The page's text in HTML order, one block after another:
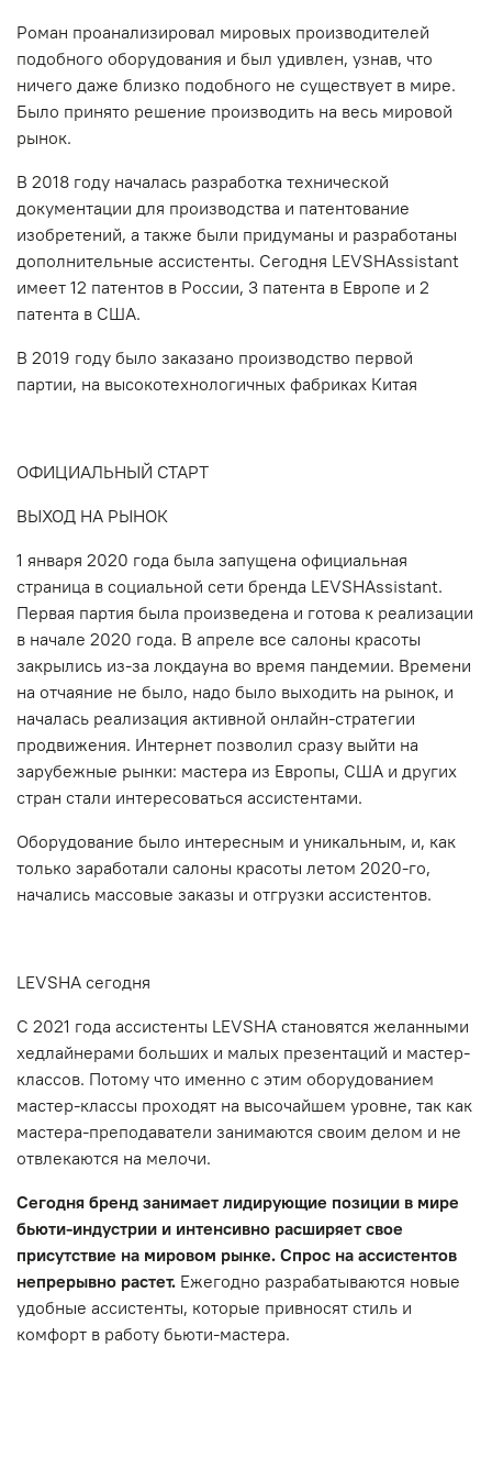
Роман проанализировал мировых производителей
подобного оборудования и был удивлен, узнав, что
ничего даже близко подобного не существует в мире.
Было принято решение производить на весь мировой
рынок.
В 2018 году началась разработка технической
документации для производства и патентование
изобретений, а также были придуманы и разработаны
дополнительные ассистенты. Сегодня LEVSHAssistant
имеет 12 патентов в России, 3 патента в Европе и 2
патента в США.
В 2019 году было заказано производство первой
партии, на высокотехнологичных фабриках Китая
ОФИЦИАЛЬНЫЙ СТАРТ
ВЫХОД НА РЫНОК
1 января 2020 года была запущена официальная
страница в социальной сети бренда LEVSHAssistant.
Первая партия была произведена и готова к реализации
в начале 2020 года. В апреле все салоны красоты
закрылись из-за локдауна во время пандемии. Времени
на отчаяние не было, надо было выходить на рынок, и
началась реализация активной онлайн-стратегии
продвижения. Интернет позволил сразу выйти на
зарубежные рынки: мастера из Европы, США и других
стран стали интересоваться ассистентами.
Оборудование было интересным и уникальным, и, как
только заработали салоны красоты летом 2020-го,
начались массовые заказы и отгрузки ассистентов.
LEVSHA сегодня
С 2021 года ассистенты LEVSHA становятся желанными
хедлайнерами больших и малых презентаций и мастер-
классов. Потому что именно с этим оборудованием
мастер-классы проходят на высочайшем уровне, так как
мастера-преподаватели занимаются своим делом и не
отвлекаются на мелочи.
Сегодня бренд занимает лидирующие позиции в мире
бьюти-индустрии и интенсивно расширяет свое
присутствие на мировом рынке. Спрос на ассистентов
непрерывно растет. Ежегодно разрабатываются новые
удобные ассистенты, которые привносят стиль и
комфорт в работу бьюти-мастера.